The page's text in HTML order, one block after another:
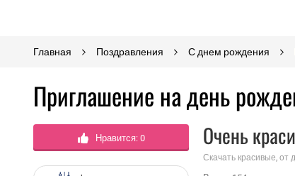
Главная Поздравления С днем рождения
Приглашение на день
Нравится: 0 Очень
Скачать красивые, от